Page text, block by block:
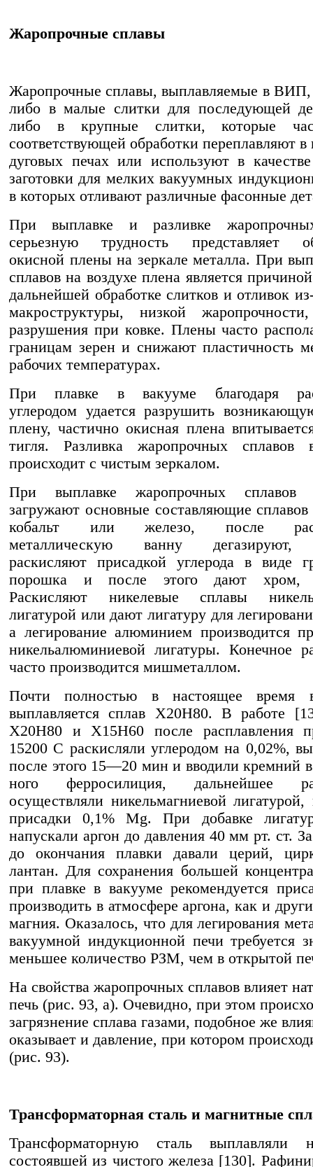
Жаропрочные сплавы
Жаропрочные сплавы, выплавляемые в ВИП,
либо в малые слитки для последующей
либо в крупные слитки, которые
соответствующей обработки переплавляют
дуговых печах или используют в
заготовки для мелких вакуумных
в которых отливают различные фасонные
При выплавке и разливке
серьезную трудность представляет
окисной плены на зеркале металла. При
сплавов на воздухе плена является
дальнейшей обработке слитков и отливок
макроструктуры, низкой
разрушения при ковке. Плены часто
границам зерен и снижают пластичность
рабочих температурах.
При плавке в вакууме благодаря
углеродом удается разрушить
плену, частично окисная плена
тигля. Разливка жаропрочных сплавов
происходит с чистым зеркалом.
При выплавке жаропрочных сплавов
загружают основные составляющие
кобальт или железо, после
металлическую ванну дегазируют,
раскисляют присадкой углерода в виде
порошка и после этого дают хром,
Раскисляют никелевые сплавы
лигатурой или дают лигатуру для
а легирование алюминием производится
никельалюминиевой лигатуры. Конечное
часто производится мишметаллом.
Почти полностью в настоящее время
выплавляется сплав Х20Н80. В работе
Х20Н80 и Х15Н60 после расплавления
15200 C раскисляли углеродом на 0,02%,
после этого 15—20 мин и вводили кремний
ного ферросилиция, дальнейшее
осуществляли никельмагниевой лигатурой,
присадки 0,1% Mg. При добавке
напускали аргон до давления 40 мм рт. ст.
до окончания плавки давали церий,
лантан. Для сохранения большей
при плавке в вакууме рекомендуется
производить в атмосфере аргона, как и
магния. Оказалось, что для легирования
вакуумной индукционной печи требуется
меньшее количество РЗМ, чем в открытой
На свойства жаропрочных сплавов влияет
печь (рис. 93, а). Очевидно, при этом
загрязнение сплава газами, подобное же
оказывает и давление, при котором
(рис. 93).
Трансформаторная сталь и магнитные
Трансформаторную сталь выплавляли
состоявшей из чистого железа [130].